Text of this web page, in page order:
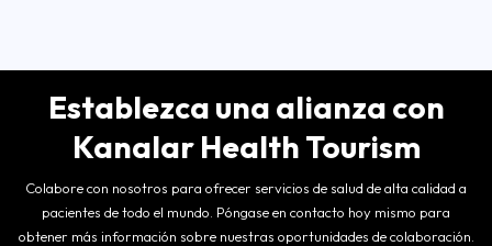
Establezca una alianza con
Kanalar Health Tourism
Colabore con nosotros para ofrecer servicios de salud de alta calidad a
pacientes de todo el mundo. Póngase en contacto hoy mismo para
obtener más información sobre nuestras oportunidades de colaboración.